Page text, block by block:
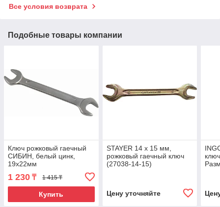
Все условия возврата
Подобные товары компании
Ключ рожковый гаечный
СИБИН, белый цинк,
19х22мм
1 230 ₸ 1 415 ₸
Купить
STAYER 14 x 15 мм,
рожковый гаечный ключ
(27038-14-15)
Цену уточняйте